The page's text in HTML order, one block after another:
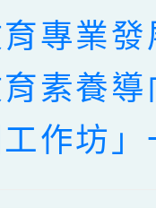
專業
素養
作坊」